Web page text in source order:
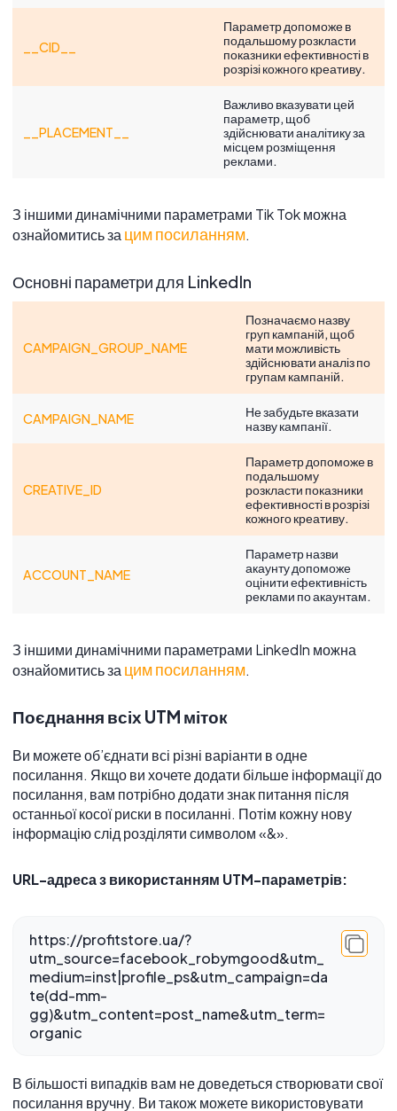
__CID__
Параметр допоможе в
подальшому розкласти
показники ефективності в
розрізі кожного креативу.
__PLACEMENT__
Важливо вказувати цей
параметр, щоб
здійснювати аналітику за
місцем розміщення
реклами.
З іншими динамічними параметрами Tik Tok можна
ознайомитись зацим посиланням.
Основні параметри для LinkedIn
CAMPAIGN_GROUP_NAME
Позначаємо назву
груп кампаній, щоб
мати можливість
здійснювати аналіз по
групам кампаній.
CAMPAIGN_NAME
Не забудьте вказати
назву кампанії.
CREATIVE_ID
Параметр допоможе в
подальшому
розкласти показники
ефективності в розрізі
кожного креативу.
ACCOUNT_NAME
Параметр назви
акаунту допоможе
оцінити ефективність
реклами по акаунтам.
З іншими динамічними параметрами LinkedIn можна
ознайомитись зацим посиланням.
Поєднання всіх UTM міток
Ви можете об’єднати всі різні варіанти в одне
посилання. Якщо ви хочете додати більше інформації до
посилання, вам потрібно додати знак питання після
останньої косої риски в посиланні. Потім кожну нову
інформацію слід розділяти символом «&».
URL-адреса з використанням UTM-параметрів:
https://profitstore.ua/?
utm_source=facebook_robymgood&utm_
medium=inst|profile_ps&utm_campaign=da
te(dd-mm-
gg)&utm_content=post_name&utm_term=
organic
В більшості випадків вам не доведеться створювати свої
посилання вручну. Ви також можете використовувати